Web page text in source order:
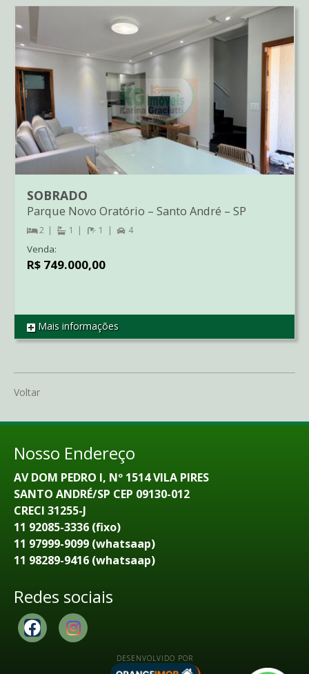
REF SO3215
SOBRADO
Parque Novo Oratório – Santo André – SP
2 1 1 4
Venda:
R$ 749.000,00
Mais informações
Voltar
Nosso Endereço
AV DOM PEDRO I, Nº 1514 VILA PIRES
SANTO ANDRÉ/SP CEP 09130-012
CRECI 31255-J
11 92085-3336 (fixo)
11 97999-9099 (whatsaap)
11 98289-9416 (whatsaap)
Redes sociais
DESENVOLVIDO POR